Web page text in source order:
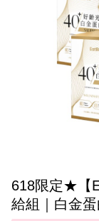
618限定★【
給組｜白金